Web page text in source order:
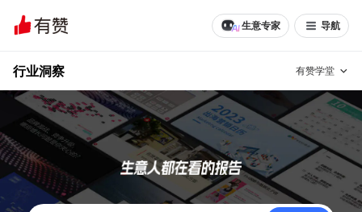
生意专家 导航
有赞学堂
行业洞察
有赞说增长
私域日历 增长方法
有赞说案例拆解 有赞专家说